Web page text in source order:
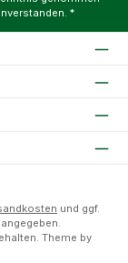
*
und ggf.
Theme by